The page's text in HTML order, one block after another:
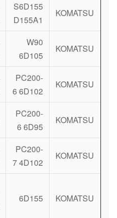
KOMATSU
S6D155
D155A1
KOMATSU
W90
6D105
KOMATSU
PC200-
6 6D102
KOMATSU
PC200-
6 6D95
KOMATSU
PC200-
7 4D102
KOMATSU
6D155